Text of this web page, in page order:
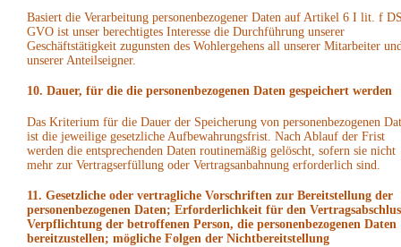
Basiert die Verarbeitung personenbezogener Daten auf Artikel 6 I lit. f
GVO ist unser berechtigtes Interesse die Durchführung unserer
Geschäftstätigkeit zugunsten des Wohlergehens all unserer Mitarbeiter
unserer Anteilseigner.
10. Dauer, für die die personenbezogenen Daten gespeichert werden
Das Kriterium für die Dauer der Speicherung von personenbezogenen
ist die jeweilige gesetzliche Aufbewahrungsfrist. Nach Ablauf der Frist
werden die entsprechenden Daten routinemäßig gelöscht, sofern sie nicht
mehr zur Vertragserfüllung oder Vertragsanbahnung erforderlich sind.
11. Gesetzliche oder vertragliche Vorschriften zur Bereitstellung der
personenbezogenen Daten; Erforderlichkeit für den
Verpflichtung der betroffenen Person, die personenbezogenen Daten
bereitzustellen; mögliche Folgen der Nichtbereitstellung